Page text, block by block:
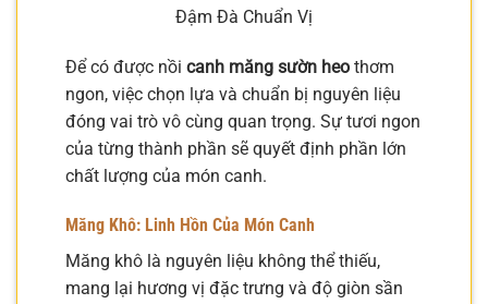
Đậm Đà Chuẩn Vị
Để có được nồi canh măng sườn heo thơm
ngon, việc chọn lựa và chuẩn bị nguyên liệu
đóng vai trò vô cùng quan trọng. Sự tươi ngon
của từng thành phần sẽ quyết định phần lớn
chất lượng của món canh.
Măng Khô: Linh Hồn Của Món Canh
Măng khô là nguyên liệu không thể thiếu,
mang lại hương vị đặc trưng và độ giòn sần